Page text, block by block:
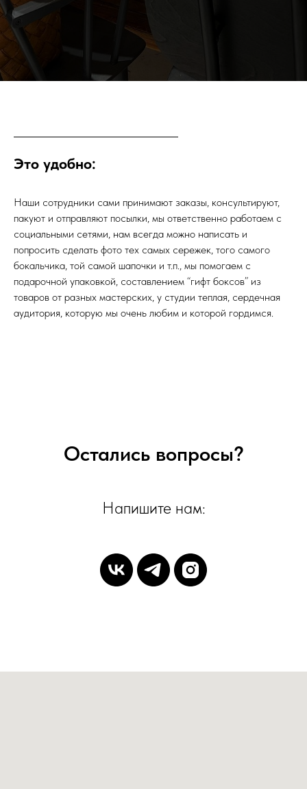
Это удобно:
Наши сотрудники сами принимают заказы, консультируют,
пакуют и отправляют посылки, мы ответственно работаем с
социальными сетями, нам всегда можно написать и
попросить сделать фото тех самых сережек, того самого
бокальчика, той самой шапочки и т.п., мы помогаем с
подарочной упаковкой, составлением “гифт боксов” из
товаров от разных мастерских, у студии теплая, сердечная
аудитория, которую мы очень любим и которой гордимся.
Остались вопросы?
Напишите нам: